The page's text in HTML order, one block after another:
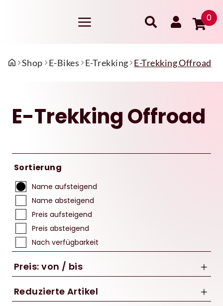
0
Shop E-Bikes E-Trekking E-Trekking Offroad
E-Trekking Offroad
Sortierung
Name aufsteigend
Name absteigend
Preis aufsteigend
Preis absteigend
Nach verfügbarkeit
Preis: von / bis
Reduzierte Artikel